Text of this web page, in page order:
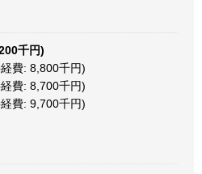
千円)
費: 8,800千円)
費: 8,700千円)
費: 9,700千円)